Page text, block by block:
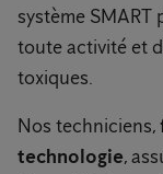
système
toute activité et
toxiques.
Nos techniciens,
technologie,